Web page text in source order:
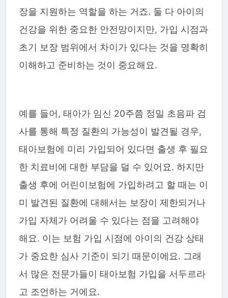
장을 지원하는 역할을 하는 거죠. 둘 다 아이의
건강을 위한 중요한 안전망이지만, 가입 시점과
초기 보장 범위에서 차이가 있다는 것을 명확히
이해하고 준비하는 것이 중요해요.
예를 들어, 태아가 임신 20주쯤 정밀 초음파 검
사를 통해 특정 질환의 가능성이 발견될 경우,
태아보험에 미리 가입되어 있다면 출생 후 필요
한 치료비에 대한 부담을 덜 수 있어요. 하지만
출생 후에 어린이보험에 가입하려고 할 때는 이
미 발견된 질환에 대해서는 보장이 제한되거나
가입 자체가 어려울 수 있다는 점을 고려해야
해요. 이는 보험 가입 시점에 아이의 건강 상태
가 중요한 심사 기준이 되기 때문이에요. 그래
서 많은 전문가들이 태아보험 가입을 서두르라
고 조언하는 거에요.